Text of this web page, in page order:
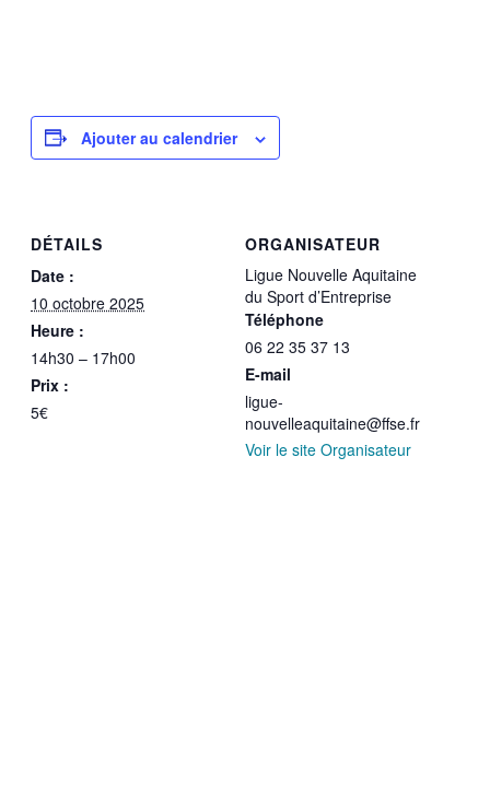
Ajouter au calendrier
DÉTAILS
Date :
10 octobre 2025
Heure :
14h30 – 17h00
Prix :
5€
ORGANISATEUR
Ligue Nouvelle Aquitaine
du Sport d’Entreprise
Téléphone
06 22 35 37 13
E-mail
ligue-
nouvelleaquitaine@ffse.fr
Voir le site Organisateur